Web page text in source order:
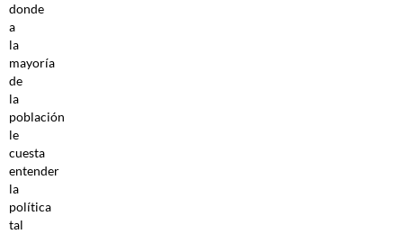
donde
a
la
mayoría
de
la
población
le
cuesta
entender
la
política
tal